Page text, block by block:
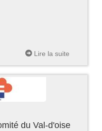
Lire la suite
du Val-d'oise